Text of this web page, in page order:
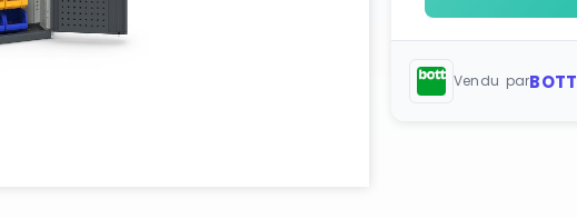
Vendu parBOTT